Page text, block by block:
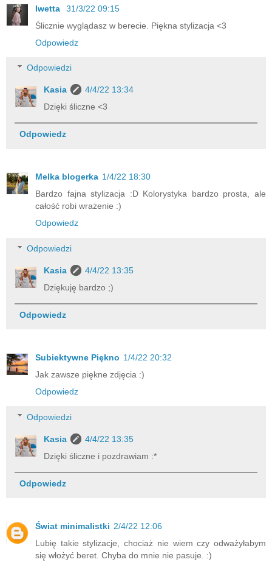
Iwetta
31/3/22 09:15
Ślicznie wyglądasz w berecie. Piękna stylizacja <3
Odpowiedz
Odpowiedzi
Kasia
4/4/22 13:34
Dzięki śliczne <3
Odpowiedz
Melka blogerka 1/4/22 18:30
Bardzo fajna stylizacja :D Kolorystyka bardzo prosta, ale
całość robi wrażenie :)
Odpowiedz
Odpowiedzi
Kasia
4/4/22 13:35
Dziękuję bardzo ;)
Odpowiedz
Subiektywne Piękno 1/4/22 20:32
Jak zawsze piękne zdjęcia :)
Odpowiedz
Odpowiedzi
Kasia
4/4/22 13:35
Dzięki śliczne i pozdrawiam :*
Odpowiedz
Świat minimalistki 2/4/22 12:06
Lubię takie stylizacje, chociaż nie wiem czy odważyłabym
się włożyć beret. Chyba do mnie nie pasuje. :)